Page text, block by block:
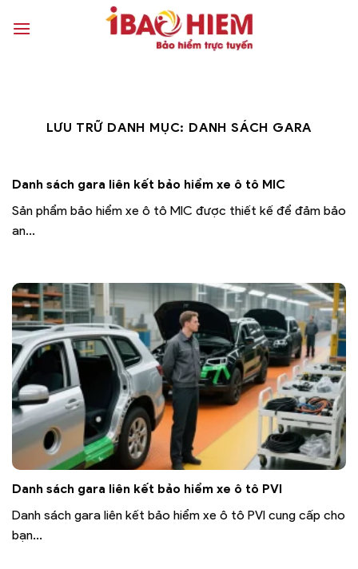
qua
LƯU TRỮ DANH MỤC: DANH SÁCH GARA
Danh sách gara liên kết bảo hiểm xe ô tô MIC
Sản phẩm bảo hiểm xe ô tô MIC được thiết kế để đảm bảo
an...
Danh sách gara liên kết bảo hiểm xe ô tô PVI
Danh sách gara liên kết bảo hiểm xe ô tô PVI cung cấp cho
bạn...